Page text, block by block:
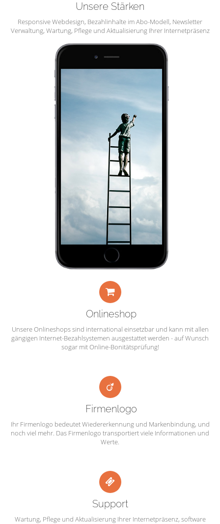
Unsere Stärken
Responsive Webdesign, Bezahlinhalte im Abo-Modell, Newsletter
Verwaltung, Wartung, Pflege und Aktualisierung Ihrer Internetpräsenz
Onlineshop
Unsere Onlineshops sind international einsetzbar und kann mit allen
gängigen Internet-Bezahlsystemen ausgestattet werden - auf Wunsch
sogar mit Online-Bonitätsprüfung!
Firmenlogo
Ihr Firmenlogo bedeutet Wiedererkennung und Markenbindung, und
noch viel mehr. Das Firmenlogo transportiert viele Informationen und
Werte.
Support
Wartung, Pflege und Aktualisierung Ihrer Internetpräsenz, software